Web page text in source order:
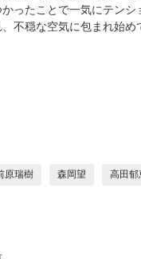
ったことで一気にテン
不穏な空気に包まれ始め
原瑞樹 森岡望 高田郁